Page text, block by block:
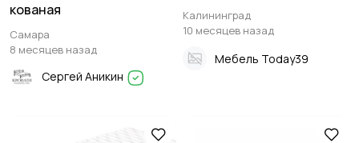
кованая
Самара
8 месяцев назад
Сергей Аникин
Калининград
10 месяцев назад
Мебель Today39